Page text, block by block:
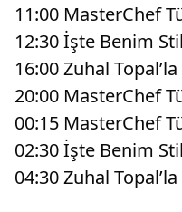
11:00 MasterChef
12:30 İşte Benim
16:00 Zuhal
20:00 MasterChef
00:15 MasterChef
02:30 İşte Benim
04:30 Zuhal